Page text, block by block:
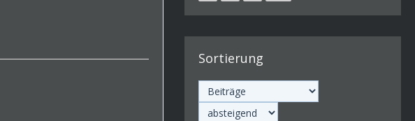
Sortierung